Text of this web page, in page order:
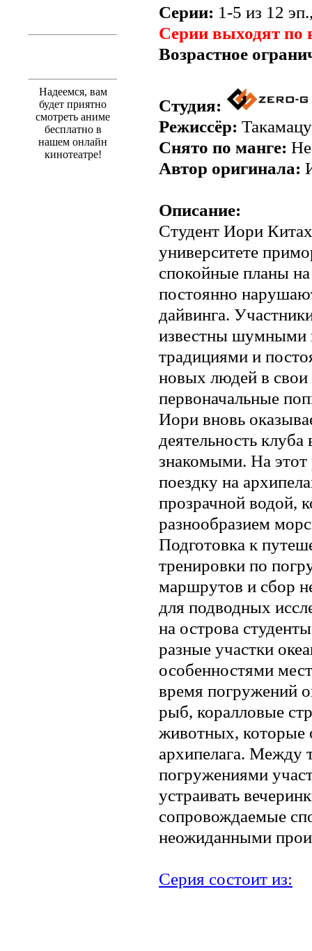
Надеемся, вам
будет приятно
смотреть аниме
бесплатно в
нашем онлайн
кинотеатре!
Серии: 1-5 из 12
Серии выходят по
Возрастное
Студия:
Режиссёр:
Снято по манге:
Автор оригинала:
Описание:
Студент Иори
университете
спокойные планы
постоянно
дайвинга.
известны шумными
традициями и
новых людей в свои
первоначальные
Иори вновь
деятельность
знакомыми. На этот
поездку на
прозрачной водой,
разнообразием
Подготовка к
тренировки по
маршрутов и сбор
для подводных
на острова
разные участки
особенностями
время погружений
рыб, коралловые
животных, которые
архипелага. Между
погружениями
устраивать
сопровождаемые
неожиданными
Серия состоит из: